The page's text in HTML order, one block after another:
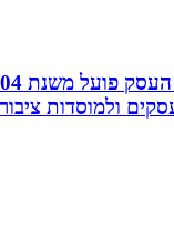
ולמוסדות